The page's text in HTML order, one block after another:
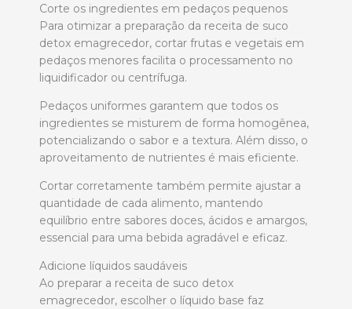
Corte os ingredientes em pedaços pequenos
Para otimizar a preparação da receita de suco
detox emagrecedor, cortar frutas e vegetais em
pedaços menores facilita o processamento no
liquidificador ou centrífuga.
Pedaços uniformes garantem que todos os
ingredientes se misturem de forma homogênea,
potencializando o sabor e a textura. Além disso, o
aproveitamento de nutrientes é mais eficiente.
Cortar corretamente também permite ajustar a
quantidade de cada alimento, mantendo
equilíbrio entre sabores doces, ácidos e amargos,
essencial para uma bebida agradável e eficaz.
Adicione líquidos saudáveis
Ao preparar a receita de suco detox
emagrecedor, escolher o líquido base faz